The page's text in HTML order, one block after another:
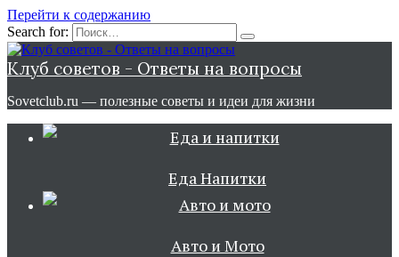
Перейти к содержанию
Search for:
Клуб советов - Ответы на вопросы
Sovetclub.ru — полезные советы и идеи для жизни
Еда Напитки
Авто и Мото